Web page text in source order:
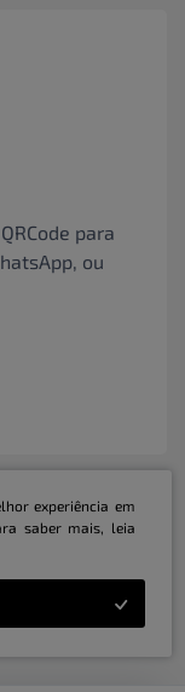
para
ou
0001-31 | ©
experiência em
saber mais, leia